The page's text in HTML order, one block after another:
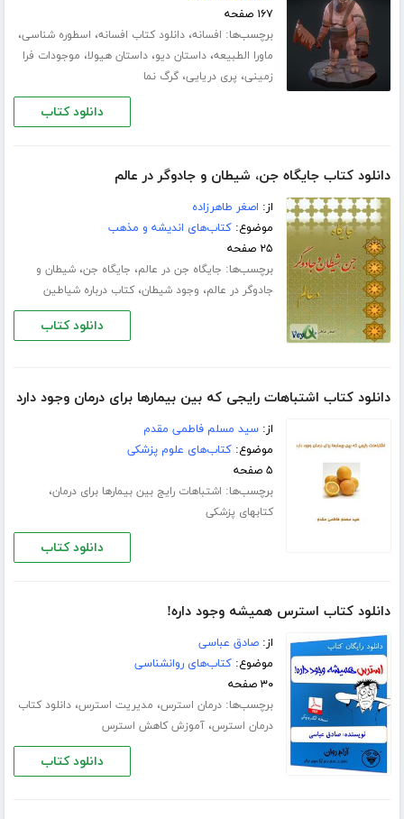
۱۶۷ صفحه
برچسب‌ها: افسانه،دانلود کتاب افسانه، اسطوره شناسی،
ماورا الطبیعه،داستان دیو،داستان هیولا، موجودات فرا
زمینی، پری دریایی،گرگ نما
دانلود کتاب
دانلود کتاب جایگاه جن، شیطان و جادوگر در عالم
از: اصغر طاهرزاده
موضوع:کتاب‌های اندیشه و مذهب
۲۵ صفحه
برچسب‌ها: جایگاه جن در عالم، جایگاه جن،شیطان و
جادوگر در عالم، وجود شیطان،کتاب درباره شیاطین
دانلود کتاب
دانلود کتاب اشتباهات رایجی که بین بیمارها برای درمان وجود دارد
از:سید مسلم فاطمی مقدم
موضوع:کتاب‌های علوم پزشکی
۵ صفحه
برچسب‌ها: اشتباهات رایج بین بیمارها برای درمان،
کتابهای پزشکی
دانلود کتاب
دانلود کتاب استرس همیشه وجود داره!
از:صادق عباسی
موضوع:کتاب‌های روانشناسی
۳۰ صفحه
برچسب‌ها:درمان استرس، مدیریت استرس،دانلود کتاب
درمان استرس،آموزش کاهش استرس
دانلود کتاب